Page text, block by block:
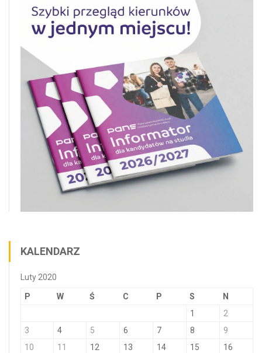
KALENDARZ
Luty 2020
P W Ś C P S N
1
2
3
4 5 6 7 8
9
10
11 12 13 14 15
16